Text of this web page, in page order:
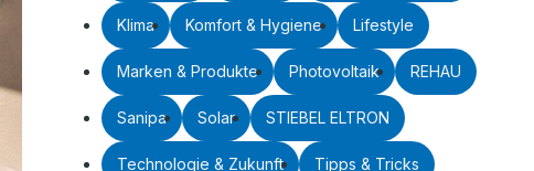
Klima Komfort & Hygiene Lifestyle
Marken & Produkte Photovoltaik REHAU
Sanipa Solar STIEBEL ELTRON
Technologie & Zukunft Tipps & Tricks